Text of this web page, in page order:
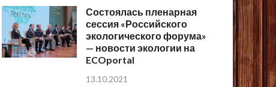
Состоялась пленарная
сессия «Российского
экологического форума»
— новости экологии на
ECOportal
13.10.2021